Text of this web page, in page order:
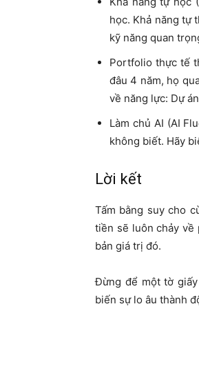
học. Khả năng tự
kỹ năng quan
Portfolio thực tế
đâu 4 năm, họ
về năng lực: Dự
Làm chủ AI (AI
không biết. Hãy
Lời kết
Tấm bằng suy cho
tiền sẽ luôn chảy về
bản giá trị đó.
Đừng để một tờ
biến sự lo âu thành